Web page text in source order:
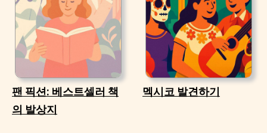
팬 픽션: 베스트셀러 책
의 발상지
멕시코 발견하기